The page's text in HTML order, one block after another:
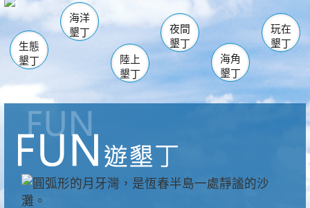
南仁湖
海生館
恆春 佳樂水
龍鑾潭自然中心 森林遊樂區
瓊麻館
關山 墾管處遊客中心
社頂公園 風吹沙
船帆石
白砂 龍磐公園
香蕉灣
砂島
鵝鑾鼻
生態
墾丁
海洋
墾丁
陸上
墾丁
夜間
墾丁
海角
墾丁
玩在
墾丁